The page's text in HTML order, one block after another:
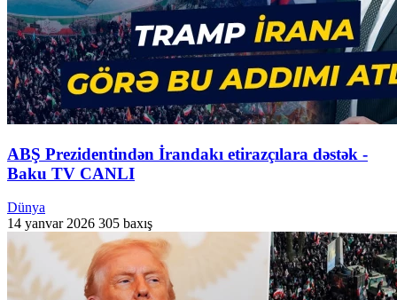
ABŞ Prezidentindən İrandakı etirazçılara dəstək -
Baku TV CANLI
Dünya
14 yanvar 2026 305 baxış